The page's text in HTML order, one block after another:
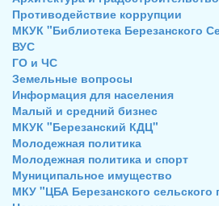
Противодействие коррупции
МКУК "Библиотека Березанского
ВУС
ГО и ЧС
Земельные вопросы
Информация для населения
Малый и средний бизнес
МКУК "Березанский КДЦ"
Молодежная политика
Молодежная политика и спорт
Муниципальное имущество
МКУ "ЦБА Березанского сельского